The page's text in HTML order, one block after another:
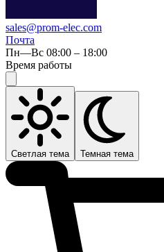
sales@prom-elec.com
Почта
Пн—Вс 08:00 – 18:00
Время работы
Светлая тема Темная тема